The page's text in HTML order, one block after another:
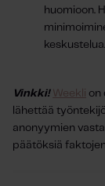
huomioon.
keskustelua.
Vinkki! Weekli on
lähettää
anonyymien
päätöksiä